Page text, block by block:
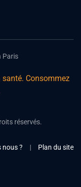
Paris
santé. Consommez
réservés.
nous ? | Plan du site